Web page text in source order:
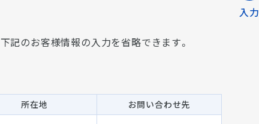
入力
下記のお客様情報の入力を省略できます。
所在地 お問い合わせ先